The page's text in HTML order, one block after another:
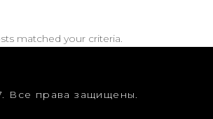
matched your criteria.
Все права защищены.